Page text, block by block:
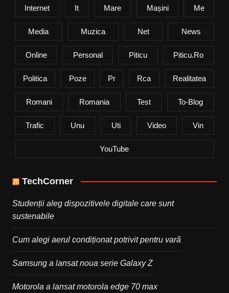
Internet It Mare Mașini Me
Media Muzica Net News
Online Personal Piticu Piticu.ro
Politica Poze Pr Rca Realitatea
Romani Romania Test To-Blog
Trafic Unu Uti Video Vin
YouTube
TechCorner
Studenții aleg dispozitivele digitale care sunt
sustenabile
Cum alegi aerul condiționat potrivit pentru vară
Samsung a lansat noua serie Galaxy Z
Motorola a lansat motorola edge 70 max